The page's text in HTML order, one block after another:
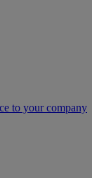
to your company